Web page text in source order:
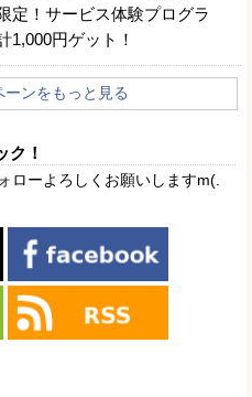
定！サービス体験プログラ
1,000円ゲット！
ーンをもっと見る
ク！
ローよろしくお願いしますm(.